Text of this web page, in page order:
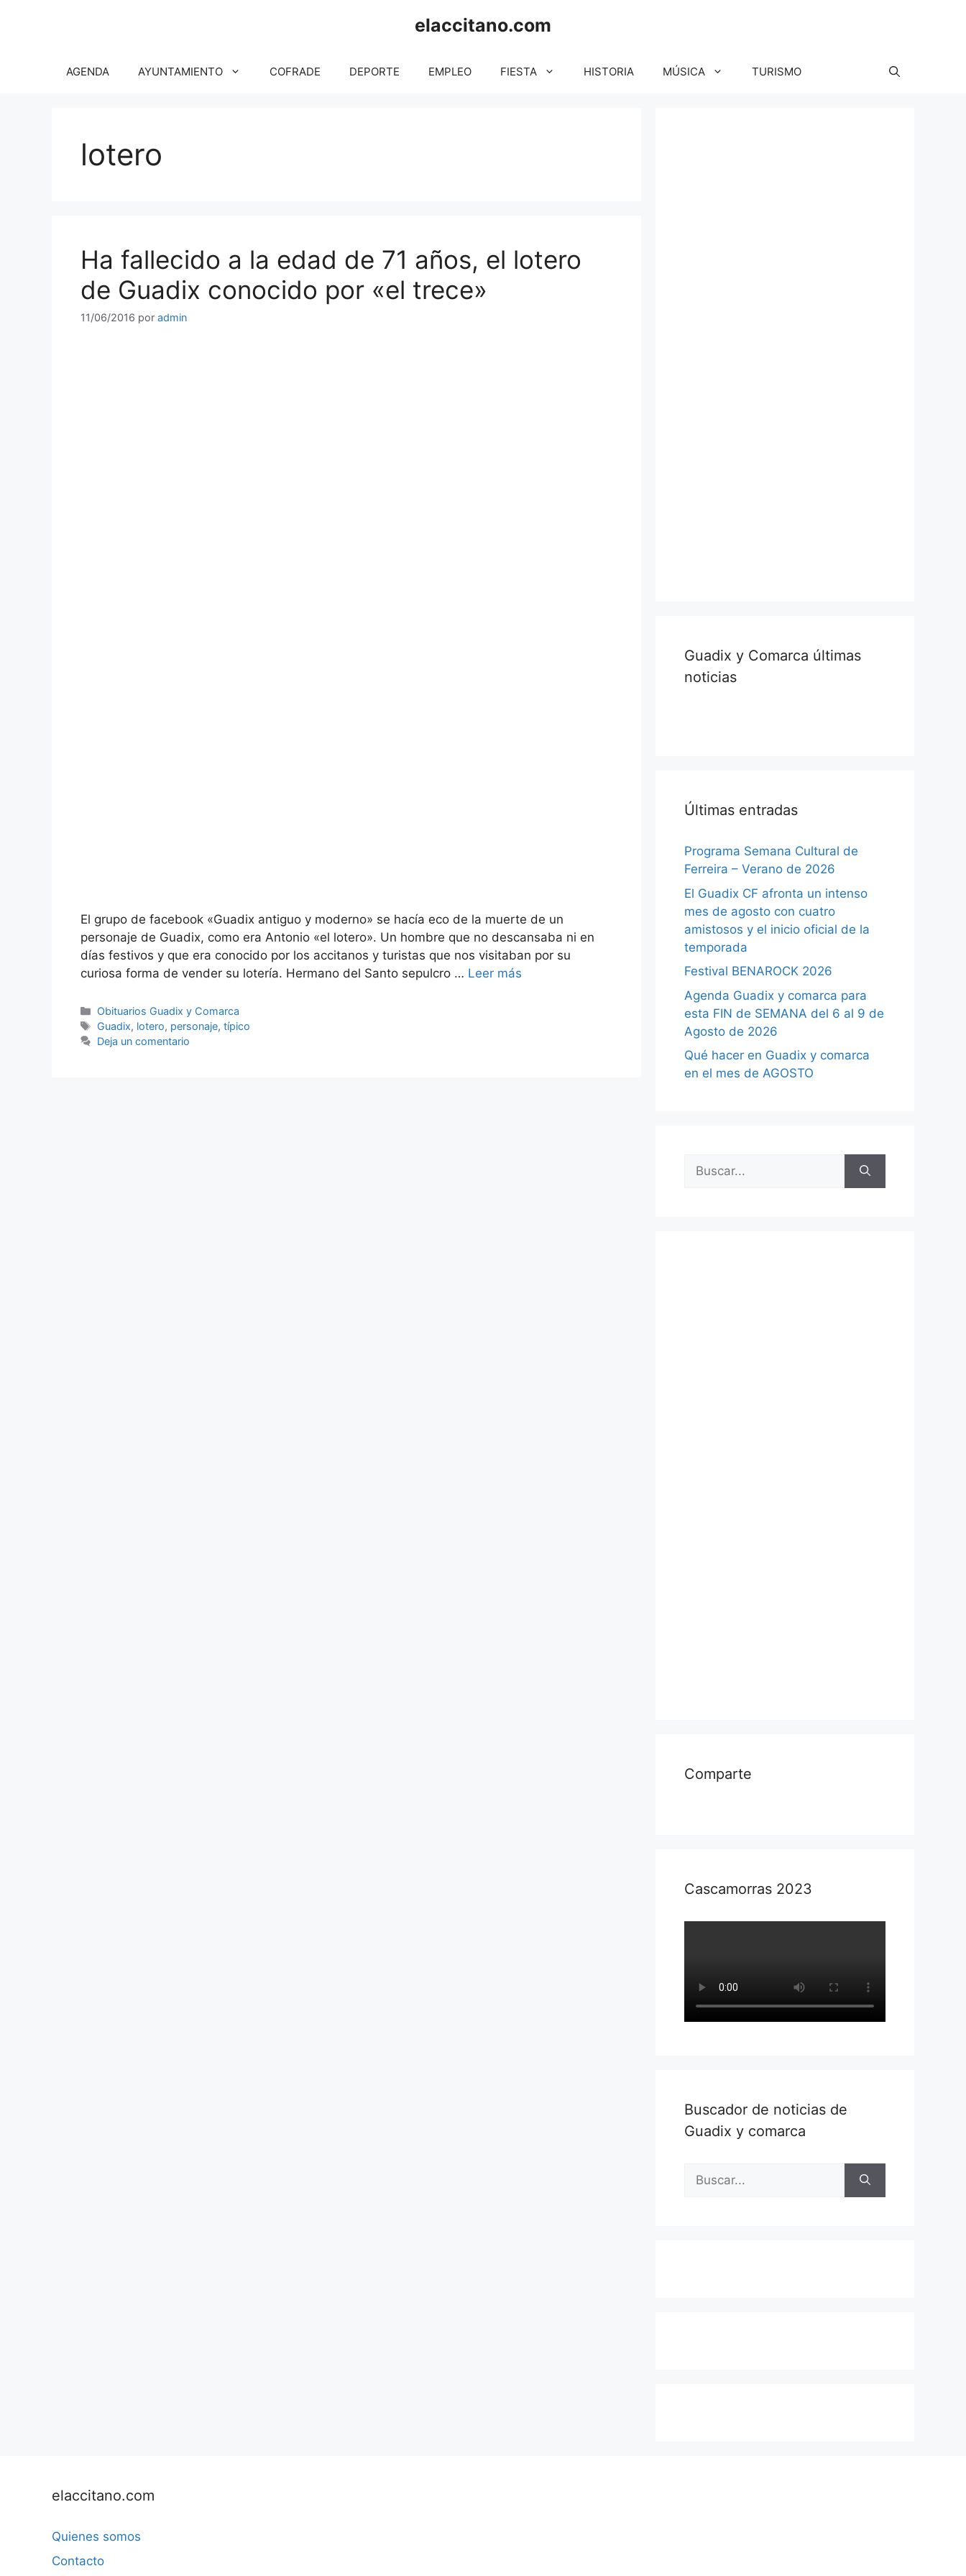
elaccitano.com
AGENDA AYUNTAMIENTO COFRADE DEPORTE EMPLEO FIESTA HISTORIA MÚSICA TURISMO
lotero
Ha fallecido a la edad de 71 años, el lotero
de Guadix conocido por «el trece»
11/06/2016 por admin
El grupo de facebook «Guadix antiguo y moderno» se hacía eco de la muerte de un
personaje de Guadix, como era Antonio «el lotero». Un hombre que no descansaba ni en
días festivos y que era conocido por los accitanos y turistas que nos visitaban por su
curiosa forma de vender su lotería. Hermano del Santo sepulcro … Leer más
Categorías
Obituarios Guadix y Comarca
Etiquetas
Guadix, lotero, personaje,típico
Deja un comentario
Guadix y Comarca últimas
noticias
Últimas entradas
Programa Semana Cultural de
Ferreira – Verano de 2026
El Guadix CF afronta un intenso
mes de agosto con cuatro
amistosos y el inicio oficial de la
temporada
Festival BENAROCK 2026
Agenda Guadix y comarca para
esta FIN de SEMANA del 6 al 9 de
Agosto de 2026
Qué hacer en Guadix y comarca
en el mes de AGOSTO
Buscar:
Comparte
Cascamorras 2023
Buscador de noticias de
Guadix y comarca
Buscar:
elaccitano.com
Quienes somos
Contacto